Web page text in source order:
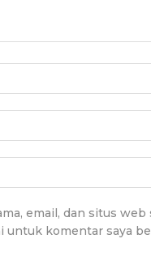
email, dan situs web
untuk komentar saya